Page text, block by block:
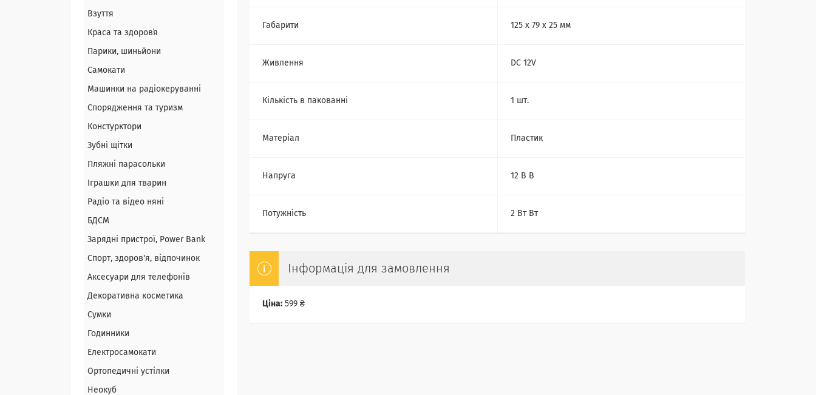
Габарити 125 х 79 х 25 мм
Живлення DC 12V
Кількість в пакованні 1 шт.
Матеріал Пластик
Напруга 12 В В
Потужність 2 Вт Вт
Інформація для замовлення
Ціна: 599 ₴
Взуття
Краса та здоровʼя
Парики, шиньйони
Самокати
Машинки на радіокеруванні
Спорядження та туризм
Констурктори
Зубні щітки
Пляжні парасольки
Іграшки для тварин
Радіо та відео няні
БДСМ
Зарядні пристрої, Power Bank
Спорт, здоров'я, відпочинок
Аксесуари для телефонів
Декоративна косметика
Сумки
Годинники
Електросамокати
Ортопедичні устілки
Неокуб